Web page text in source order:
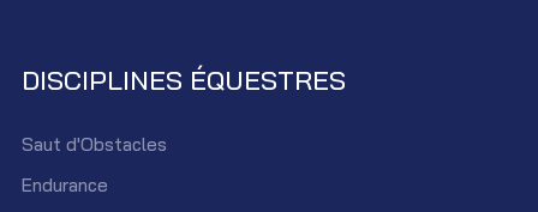
DISCIPLINES ÉQUESTRES
Saut d'Obstacles
Endurance